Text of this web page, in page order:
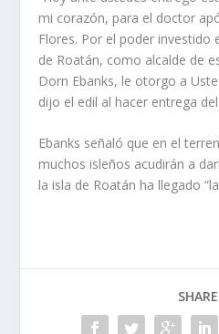
mi corazón, para el doctor
Flores. Por el poder investido
de Roatán, como alcalde de
Dorn Ebanks, le otorgo a
dijo el edil al hacer entrega
Ebanks señaló que en el
muchos isleños acudirán a
la isla de Roatán ha llegado